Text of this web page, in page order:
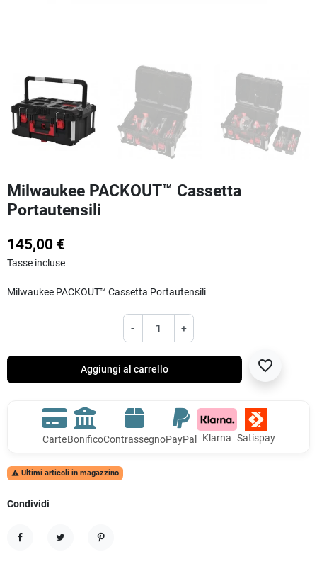
Milwaukee PACKOUT™ Cassetta
Portautensili
145,00 €
Tasse incluse
Milwaukee PACKOUT™ Cassetta Portautensili
- +
Aggiungi al carrello favorite_border
CarteBonificoContrassegnoPayPal Klarna Satispay
 Ultimi articoli in magazzino
Condividi